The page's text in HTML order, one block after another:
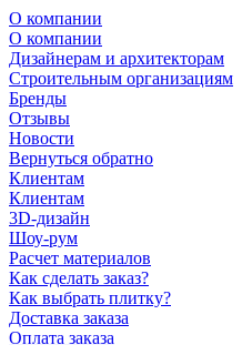
О компании
О компании
Дизайнерам и архитекторам
Строительным организациям
Бренды
Отзывы
Новости
Вернуться обратно
Клиентам
Клиентам
3D-дизайн
Шоу-рум
Расчет материалов
Как сделать заказ?
Как выбрать плитку?
Доставка заказа
Оплата заказа